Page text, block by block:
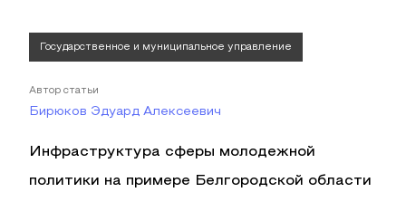
Государственное и муниципальное управление
Автор статьи
Бирюков Эдуард Алексеевич
Инфраструктура сферы молодежной
политики на примере Белгородской области